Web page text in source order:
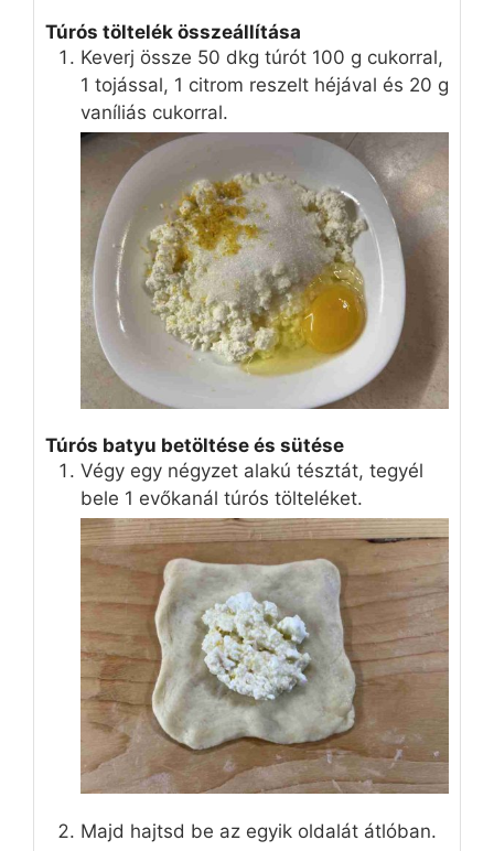
Túrós töltelék összeállítása
Keverj össze 50 dkg túrót 100 g cukorral,
1 tojással, 1 citrom reszelt héjával és 20 g
vaníliás cukorral.
Túrós batyu betöltése és sütése
Végy egy négyzet alakú tésztát, tegyél
bele 1 evőkanál túrós tölteléket.
Majd hajtsd be az egyik oldalát átlóban.